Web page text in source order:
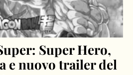
Super Hero,
e nuovo trailer del